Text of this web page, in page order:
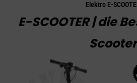
Elektro E-
E-SCOOTER | die
Scooter